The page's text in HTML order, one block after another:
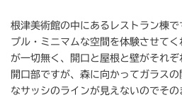
根津美術館の中にあるレストラン棟
プル・ミニマムな空間を体験させて
が一切無く、開口と屋根と壁がそれ
開口部ですが、森に向かってガラス
なサッシのラインが見えないのでそ